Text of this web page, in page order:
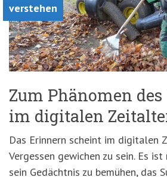
verstehen
Zum Phänomen des
im digitalen
Das Erinnern scheint im digitalen
Vergessen gewichen zu sein. Es
sein Gedächtnis zu bemühen, das